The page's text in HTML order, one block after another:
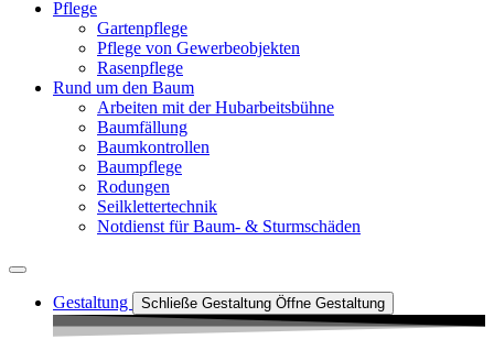
Pflege
Gartenpflege
Pflege von Gewerbeobjekten
Rasenpflege
Rund um den Baum
Arbeiten mit der Hubarbeitsbühne
Baumfällung
Baumkontrollen
Baumpflege
Rodungen
Seilklettertechnik
Notdienst für Baum- & Sturmschäden
Gestaltung Schließe Gestaltung Öffne Gestaltung